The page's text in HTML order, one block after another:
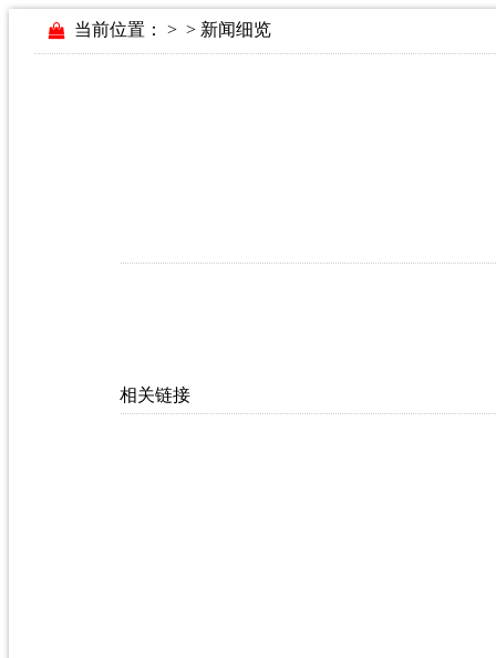
当前位置： > > 新闻细览
相关链接